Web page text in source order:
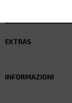
EXTRAS
INFORMAZIONI